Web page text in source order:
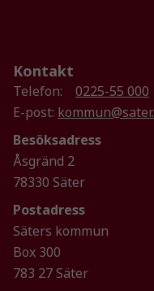
Kontakt
Telefon:
0225-55 000
E-post:
Besöksadress
Åsgränd 2
78330 Säter
Postadress
Säters kommun
Box 300
783 27 Säter